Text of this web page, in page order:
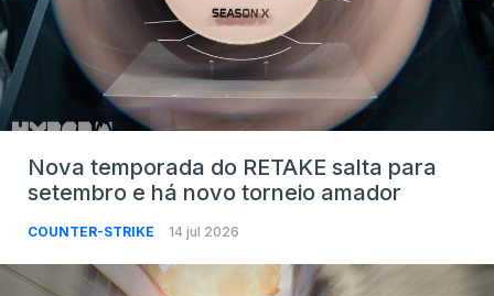
Nova temporada do RETAKE salta para
setembro e há novo torneio amador
COUNTER-STRIKE 14 jul 2026